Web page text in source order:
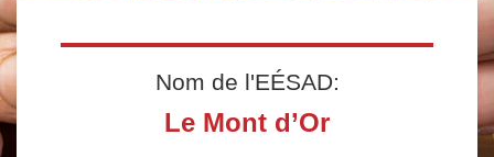
Nom de l'EÉSAD:
Le Mont d’Or